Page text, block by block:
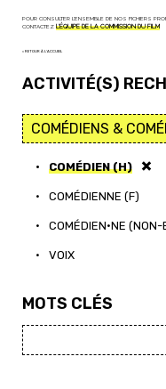
POUR CONSULTER L'ENSEMBLE DE NOS FICHIERS
CONTACTEZ L'ÉQUIPE DE LA COMMISSION DU FILM
< RETOUR À L'ACCUEIL
ACTIVITÉ(S)
• COMÉDIEN (H)
• COMÉDIENNE (F)
• COMÉDIEN·NE (NON-
• VOIX
MOTS CLÉS